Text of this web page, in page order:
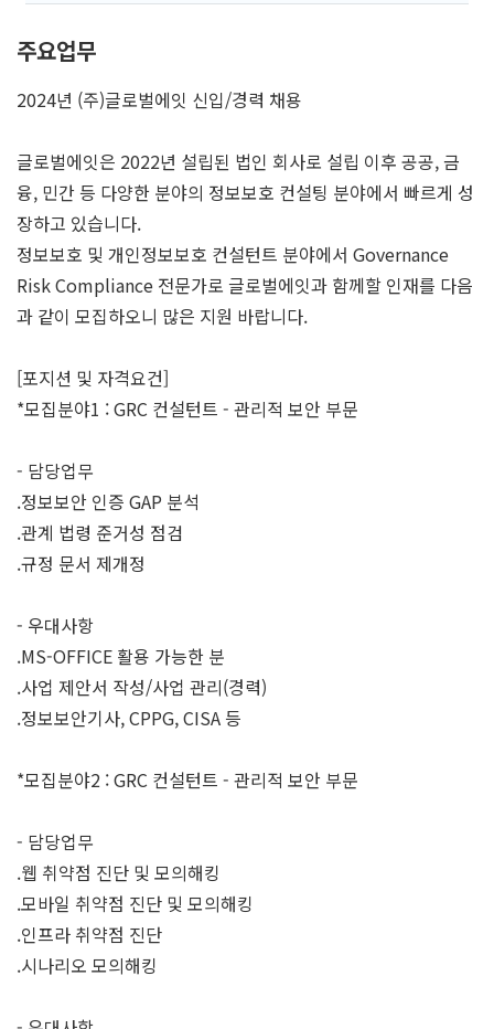
주요업무
2024년 (주)글로벌에잇 신입/경력 채용
글로벌에잇은 2022년 설립된 법인 회사로 설립 이후 공공, 금
융, 민간 등 다양한 분야의 정보보호 컨설팅 분야에서 빠르게 성
장하고 있습니다.
정보보호 및 개인정보보호 컨설턴트 분야에서 Governance
Risk Compliance 전문가로 글로벌에잇과 함께할 인재를 다음
과 같이 모집하오니 많은 지원 바랍니다.
[포지션 및 자격요건]
*모집분야1 : GRC 컨설턴트 - 관리적 보안 부문
- 담당업무
.정보보안 인증 GAP 분석
.관계 법령 준거성 점검
.규정 문서 제개정
- 우대사항
.MS-OFFICE 활용 가능한 분
.사업 제안서 작성/사업 관리(경력)
.정보보안기사, CPPG, CISA 등
*모집분야2 : GRC 컨설턴트 - 관리적 보안 부문
- 담당업무
.웹 취약점 진단 및 모의해킹
.모바일 취약점 진단 및 모의해킹
.인프라 취약점 진단
.시나리오 모의해킹